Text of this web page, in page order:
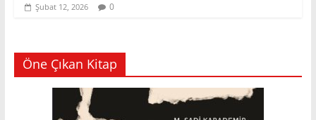
Şubat 12, 2026 0
Öne Çıkan Kitap